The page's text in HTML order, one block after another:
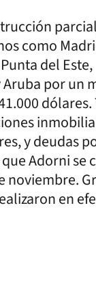
como
del Este,
por un
dólares.
y deudas
Adorni se
noviembre.
en